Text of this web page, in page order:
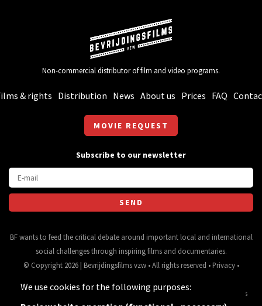
Non-commercial distributor of film and video programs.
& rights Distribution News About us Prices FAQ
MOVIE REQUEST
Subscribe to our newsletter
BF wants to feed the critical debate around important local and international
social challenges through inspiring films and documentaries.
© Copyright 2026 | Bevrijdingsfilms vzw • All rights reserved • Privacy•
Nimbu. Source for movie data and images:
General terms
We use cookies for the following purposes: